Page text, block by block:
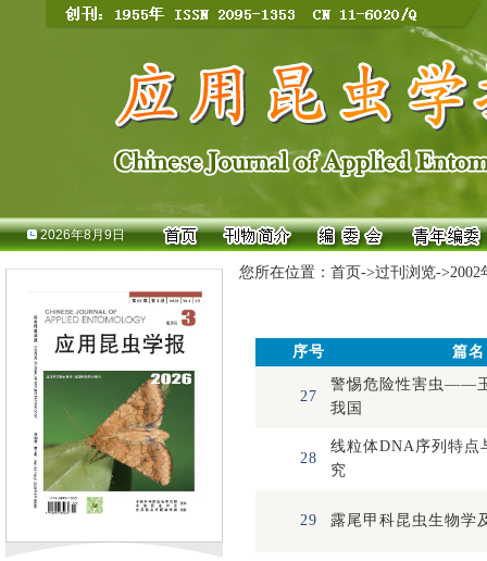
2026年8月9日
您所在位置： 首页->过刊浏览->2002
序号 篇名
27
警惕危险性害虫——
我国
28
线粒体DNA序列特点
究
29 露尾甲科昆虫生物学